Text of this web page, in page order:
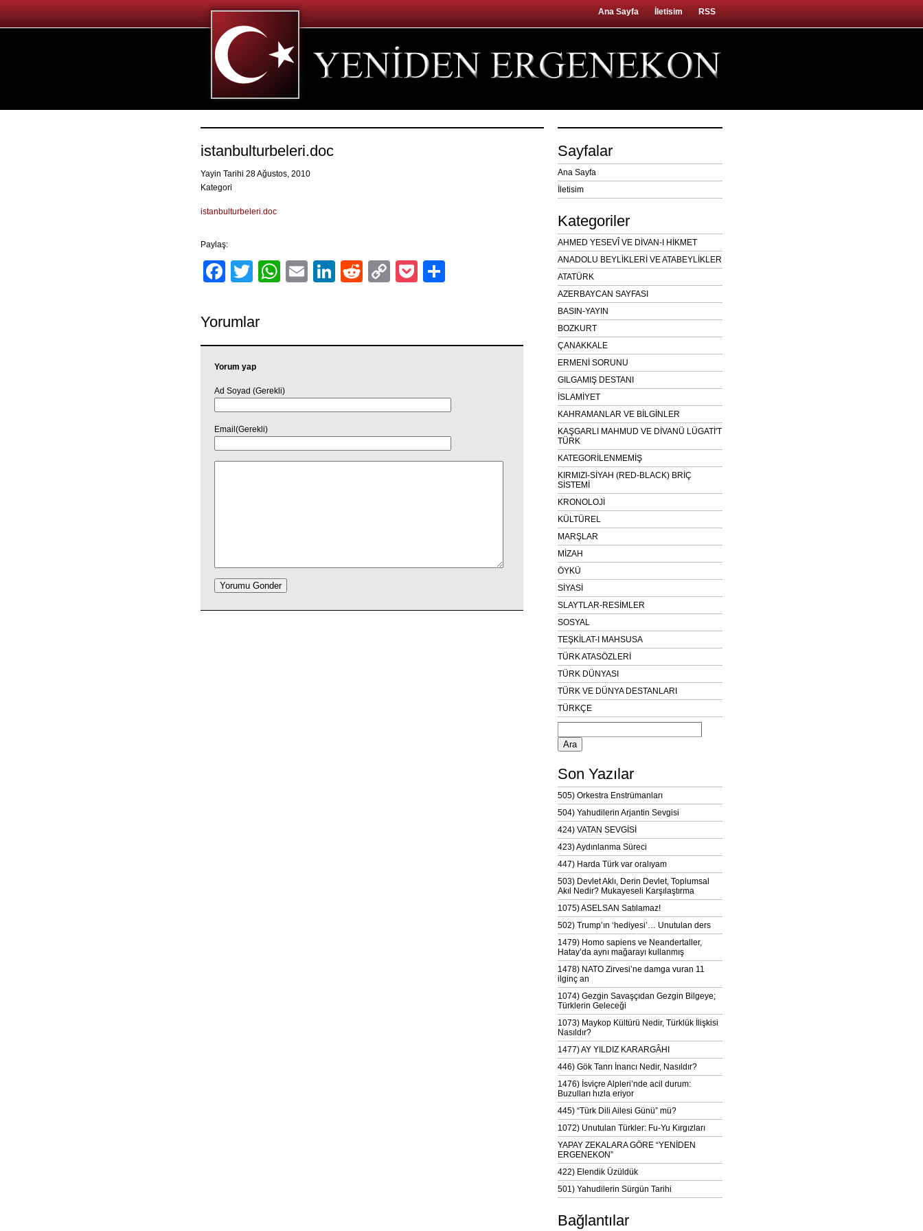
Ana Sayfa İletisim RSS
istanbulturbeleri.doc
Yayin Tarihi 28 Ağustos, 2010
Kategori
istanbulturbeleri.doc
Paylaş:
Facebook
TwitterWhatsApp
EmailLinkedIn
RedditCopyPocket
Yorumlar
Yorum yap
Ad Soyad (Gerekli)
Email(Gerekli)
Sayfalar
Ana Sayfa
İletisim
Kategoriler
AHMED YESEVÎ VE DİVAN-I HİKMET
ANADOLU BEYLİKLERİ VE ATABEYLİKLER
ATATÜRK
AZERBAYCAN SAYFASI
BASIN-YAYIN
BOZKURT
ÇANAKKALE
ERMENİ SORUNU
GILGAMIŞ DESTANI
İSLAMİYET
KAHRAMANLAR VE BİLGİNLER
KAŞGARLI MAHMUD VE DİVANÜ LÜGATİ'T
TÜRK
KATEGORİLENMEMİŞ
KIRMIZI-SİYAH (RED-BLACK) BRİÇ
SİSTEMİ
KRONOLOJİ
KÜLTÜREL
MARŞLAR
MİZAH
ÖYKÜ
SİYASİ
SLAYTLAR-RESİMLER
SOSYAL
TEŞKİLAT-I MAHSUSA
TÜRK ATASÖZLERİ
TÜRK DÜNYASI
TÜRK VE DÜNYA DESTANLARI
TÜRKÇE
Arama:
Son Yazılar
505) Orkestra Enstrümanları
504) Yahudilerin Arjantin Sevgisi
424) VATAN SEVGİSİ
423) Aydınlanma Süreci
447) Harda Türk var oralıyam
503) Devlet Aklı, Derin Devlet, Toplumsal
Akıl Nedir? Mukayeseli Karşılaştırma
1075) ASELSAN Satılamaz!
502) Trump’ın ‘hediyesi’… Unutulan ders
1479) Homo sapiens ve Neandertaller,
Hatay’da aynı mağarayı kullanmış
1478) NATO Zirvesi’ne damga vuran 11
ilginç an
1074) Gezgin Savaşçıdan Gezgin Bilgeye;
Türklerin Geleceği
1073) Maykop Kültürü Nedir, Türklük İlişkisi
Nasıldır?
1477) AY YILDIZ KARARGÂHI
446) Gök Tanrı İnancı Nedir, Nasıldır?
1476) İsviçre Alpleri’nde acil durum:
Buzulları hızla eriyor
445) “Türk Dili Ailesi Günü” mü?
1072) Unutulan Türkler: Fu-Yu Kırgızları
YAPAY ZEKALARA GÖRE “YENİDEN
ERGENEKON”
422) Elendik Üzüldük
501) Yahudilerin Sürgün Tarihi
Bağlantılar